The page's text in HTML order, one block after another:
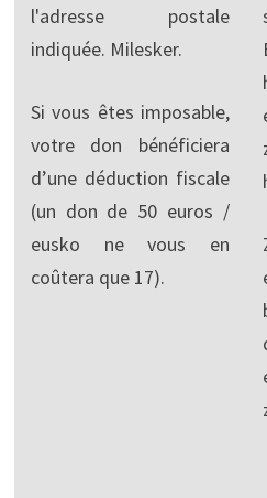
l'adresse postale
indiquée. Milesker.
Si vous êtes imposable,
votre don bénéficiera
d’une déduction fiscale
(un don de 50 euros /
eusko ne vous en
coûtera que 17).